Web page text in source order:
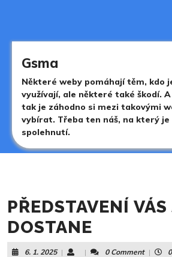
Gsma
Některé weby pomáhají těm, kdo
využívají, ale některé také škodí. A
tak je záhodno si mezi takovými
vybírat. Třeba ten náš, na který je
spolehnutí.
PŘEDSTAVENÍ
DOSTANE
6. 1. 20256.| | 0 Comment |